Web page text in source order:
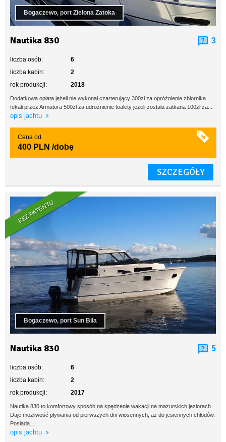
Bogaczewo, port Zielona Zatoka
Nautika 830 3
liczba osób:
6
liczba kabin:
2
rok produkcji:
2018
Dodatkowa opłata jeżeli nie wykonał czarterujący 300zł za opróżnienie zbiornika
fekali przez Armatora 500zł za udrożnienie toalety jeżeli została zatkana 100zł za...
opis jachtu
Cena od
400 PLN /dobę
SZCZEGÓŁY
BEZ PATENTU
Bogaczewo, port Sun Bila
Nautika 830 5
liczba osób:
6
liczba kabin:
2
rok produkcji:
2017
Nautika 830 to komfortowy sposób na spędzenie wakacji na mazurskich jeziorach.
Daje możliwość pływania od pierwszych dni wiosennych, aż do jesiennych chłodów.
Posiada...
opis jachtu